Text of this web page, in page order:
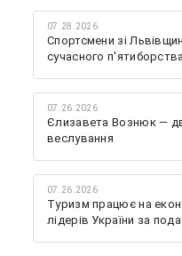
07.28.2026
Спортсмени зі
сучасного
07.26.2026
Єлизавета Вознюк —
веслування
07.26.2026
Туризм працює на
лідерів України за